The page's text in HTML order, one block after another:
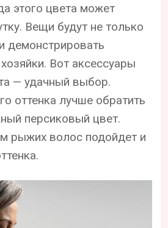
этого цвета может
Вещи будут не только
демонстрировать
Вот аксессуары
— удачный выбор.
оттенка лучше обратить
персиковый цвет.
рыжих волос подойдет и